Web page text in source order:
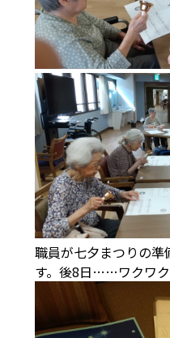
職員が七夕まつりの準
す。後8日……ワクワク